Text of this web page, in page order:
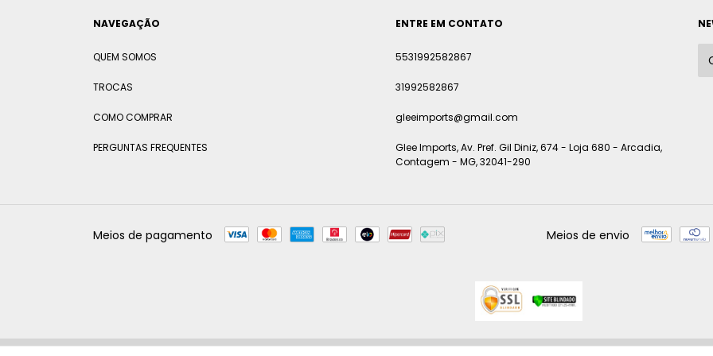
NAVEGAÇÃO
QUEM SOMOS
TROCAS
COMO COMPRAR
PERGUNTAS FREQUENTES
ENTRE EM CONTATO
5531992582867
31992582867
gleeimports@gmail.com
Glee Imports, Av. Pref. Gil Diniz, 674 - Loja 680 - Arcadia,
Contagem - MG, 32041-290
Meios de pagamento Meios de envio